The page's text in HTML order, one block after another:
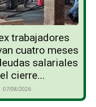
trabajadores
cuatro meses
salariales
cierre...
07/08/2026